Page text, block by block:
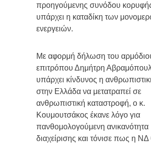
προηγούμενης συνόδου
υπάρχει η καταδίκη των
ενεργειών.
Με αφορμή δήλωση του
επιτρόπου Δημήτρη
υπάρχει κίνδυνος η
στην Ελλάδα να μετατραπεί σε
ανθρωπιστική καταστροφή, ο κ.
Κουμουτσάκος έκανε λόγο για
πανθομολογούμενη ανικανότητα
διαχείρισης και τόνισε πως η ΝΔ